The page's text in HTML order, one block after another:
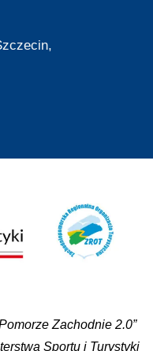
Zachodnie 2.0”
Sportu i Turystyki